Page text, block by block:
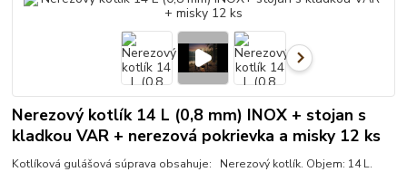
Nerezový kotlík 14 L (0,8 mm) INOX + stojan s
kladkou VAR + nerezová pokrievka a misky 12 ks
Kotlíková gulášová súprava obsahuje: Nerezový kotlík. Objem: 14 L.